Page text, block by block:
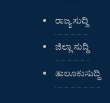
ರಾಜ್ಯ ಸುದ್ದಿ
ಜಿಲ್ಲಾ ಸುದ್ದಿ
ತಾಲೂಕುಸುದ್ದಿ